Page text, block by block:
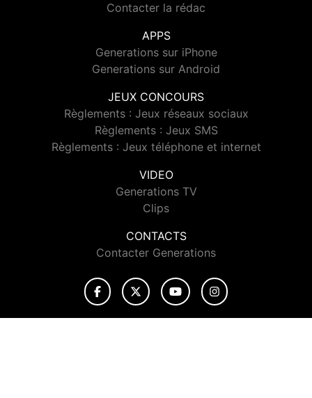
Contacter la rédac
APPS
Generations sur iPhone
Generations sur Android
JEUX CONCOURS
Règlements : Jeux réseaux sociaux
Règlements : Jeux SMS
Règlements : Jeux téléphone et internet
VIDEO
Generations TV
Clips
CONTACTS
Contacter Generations